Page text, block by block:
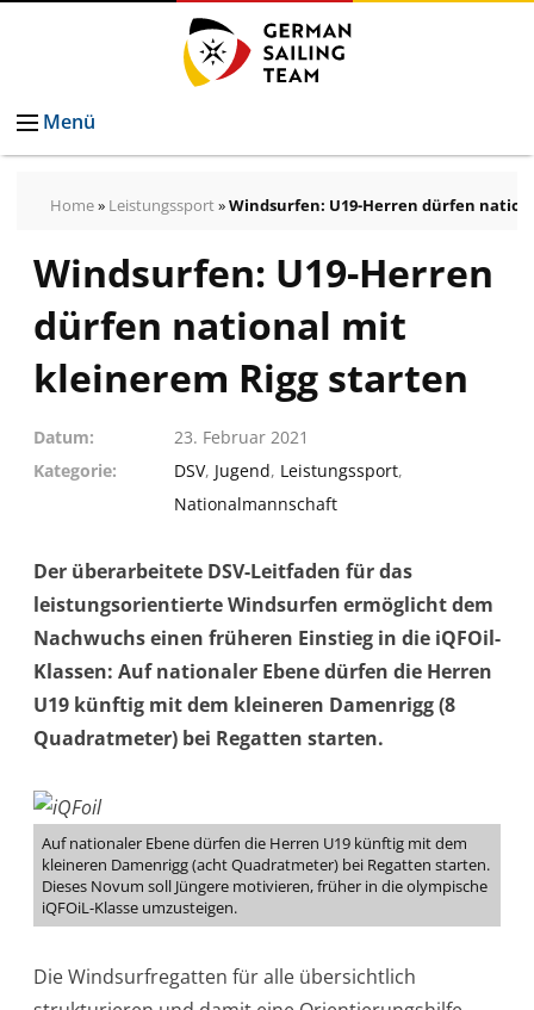
Menü
Home» Leistungssport»Windsurfen: U19-Herren dürfen
Windsurfen: U19-Herren
dürfen national mit
kleinerem Rigg starten
Datum
23. Februar 2021
Kategorie
DSV, Jugend, Leistungssport,
Nationalmannschaft
Der überarbeitete DSV-Leitfaden für das
leistungsorientierte Windsurfen ermöglicht dem
Nachwuchs einen früheren Einstieg in die iQFOil-
Klassen: Auf nationaler Ebene dürfen die Herren
U19 künftig mit dem kleineren Damenrigg (8
Quadratmeter) bei Regatten starten.
Auf nationaler Ebene dürfen die Herren U19 künftig mit dem
kleineren Damenrigg (acht Quadratmeter) bei Regatten starten.
Dieses Novum soll Jüngere motivieren, früher in die olympische
iQFOiL-Klasse umzusteigen.
Die Windsurfregatten für alle übersichtlich